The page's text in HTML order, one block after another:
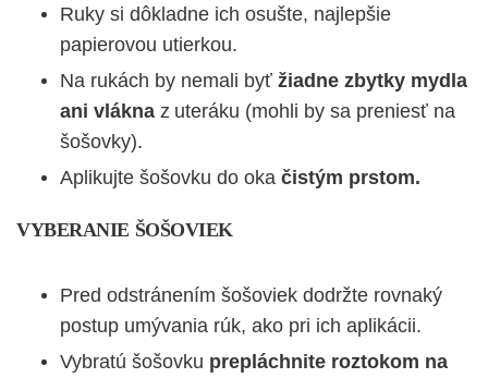
Ruky si dôkladne ich osušte, najlepšie
papierovou utierkou.
Na rukách by nemali byť žiadne zbytky mydla
ani vlákna z uteráku (mohli by sa preniesť na
šošovky).
Aplikujte šošovku do oka čistým prstom.
VYBERANIE ŠOŠOVIEK
Pred odstránením šošoviek dodržte rovnaký
postup umývania rúk, ako pri ich aplikácii.
Vybratú šošovku prepláchnite roztokom na